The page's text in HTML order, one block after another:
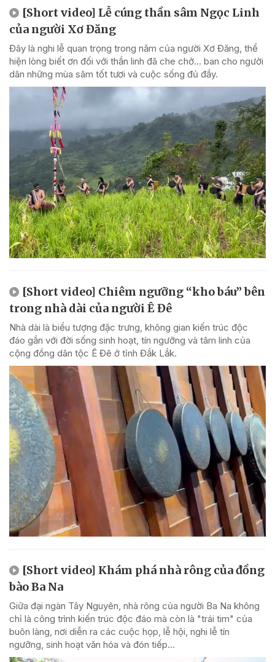
[Short video] Lễ cúng thần sâm Ngọc Linh
của người Xơ Đăng
Đây là nghi lễ quan trọng trong năm của người Xơ Đăng, thể
hiện lòng biết ơn đối với thần linh đã che chở... ban cho người
dân những mùa sâm tốt tươi và cuộc sống đủ đầy.
[Short video] Chiêm ngưỡng “kho báu” bên
trong nhà dài của người Ê Đê
Nhà dài là biểu tượng đặc trưng, không gian kiến trúc độc
đáo gắn với đời sống sinh hoạt, tín ngưỡng và tâm linh của
cộng đồng dân tộc Ê Đê ở tỉnh Đắk Lắk.
[Short video] Khám phá nhà rông của đồng
bào Ba Na
Giữa đại ngàn Tây Nguyên, nhà rông của người Ba Na không
chỉ là công trình kiến trúc độc đáo mà còn là "trái tim" của
buôn làng, nơi diễn ra các cuộc họp, lễ hội, nghi lễ tín
ngưỡng, sinh hoạt văn hóa và đón tiếp...